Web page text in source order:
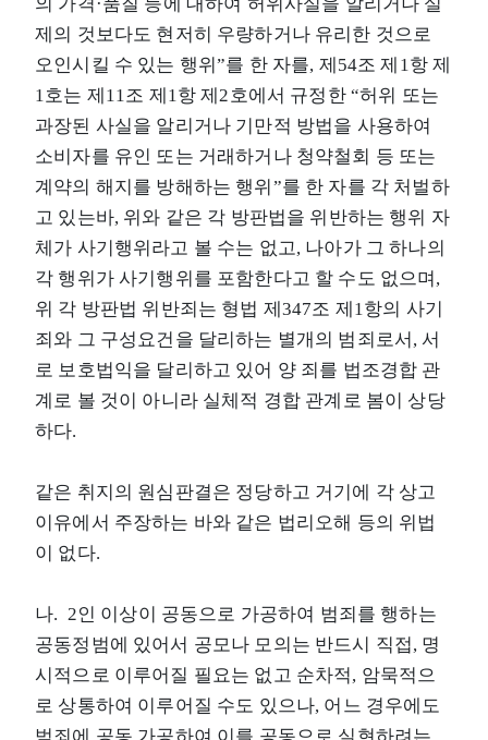
제의 것보다도 현저히 우량하거나 유리한 것으로
오인시킬 수 있는 행위”를 한 자를, 제54조 제1항 제
1호는 제11조 제1항 제2호에서 규정한 “허위 또는
과장된 사실을 알리거나 기만적 방법을 사용하여
소비자를 유인 또는 거래하거나 청약철회 등 또는
계약의 해지를 방해하는 행위”를 한 자를 각 처벌하
고 있는바, 위와 같은 각 방판법을 위반하는 행위 자
체가 사기행위라고 볼 수는 없고, 나아가 그 하나의
각 행위가 사기행위를 포함한다고 할 수도 없으며,
위 각 방판법 위반죄는 형법 제347조 제1항의 사기
죄와 그 구성요건을 달리하는 별개의 범죄로서, 서
로 보호법익을 달리하고 있어 양 죄를 법조경합 관
계로 볼 것이 아니라 실체적 경합 관계로 봄이 상당
하다.
같은 취지의 원심판결은 정당하고 거기에 각 상고
이유에서 주장하는 바와 같은 법리오해 등의 위법
이 없다.
나. 2인 이상이 공동으로 가공하여 범죄를 행하는
공동정범에 있어서 공모나 모의는 반드시 직접, 명
시적으로 이루어질 필요는 없고 순차적, 암묵적으
로 상통하여 이루어질 수도 있으나, 어느 경우에도
범죄에 공동 가공하여 이를 공동으로 실현하려는